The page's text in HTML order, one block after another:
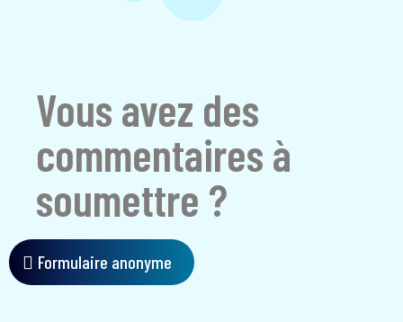
Vous avez des
commentaires à
soumettre ?
Formulaire anonyme